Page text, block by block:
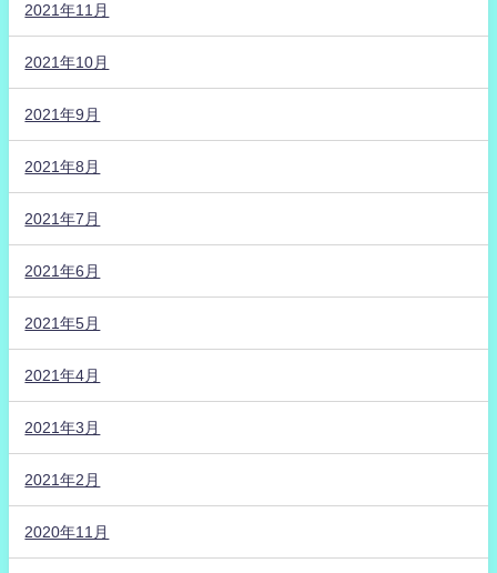
2021年11月
2021年10月
2021年9月
2021年8月
2021年7月
2021年6月
2021年5月
2021年4月
2021年3月
2021年2月
2020年11月